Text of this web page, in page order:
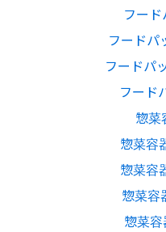
フード
フードパ
フードパ
フード
惣菜
惣菜容
惣菜容
惣菜容
惣菜容